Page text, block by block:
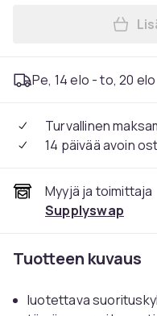
Pe, 14 elo - to, 20 elo
Turvallinen
14 päivää avoin
Myyjä ja toimittaja
Supplyswap
Tuotteen kuvaus
luotettava